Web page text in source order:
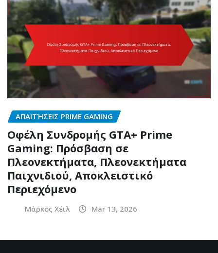
ΑΠΑΙΤΉΣΕΙΣ PRIME GAMING
Οφέλη Συνδρομής GTA+ Prime
Gaming: Πρόσβαση σε
Πλεονεκτήματα, Πλεονεκτήματα
Παιχνιδιού, Αποκλειστικό
Περιεχόμενο
Μάρκος Χέιλ Mar 13, 2026